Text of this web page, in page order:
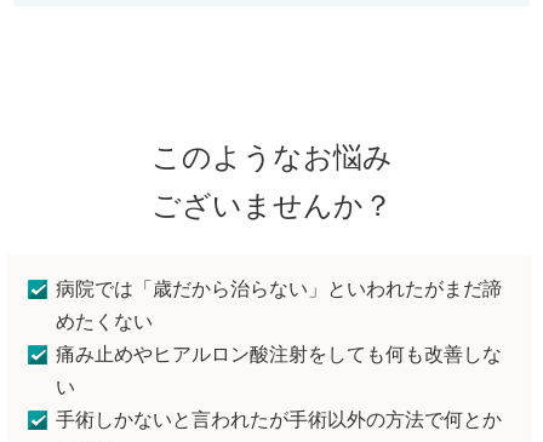
このようなお悩み
ございませんか？
病院では「歳だから治らない」といわれたがまだ諦
めたくない
痛み止めやヒアルロン酸注射をしても何も改善しな
い
手術しかないと言われたが手術以外の方法で何とか